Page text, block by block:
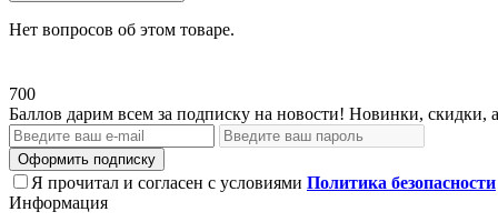
Нет вопросов об этом товаре.
700
Баллов дарим всем за подписку на новости! Новинки, скидки,
Оформить подписку
Я прочитал и согласен с условиями Политика безопасности
Информация